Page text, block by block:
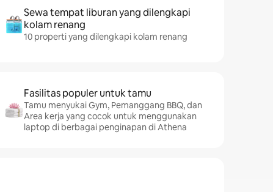
Sewa tempat liburan yang dilengkapi
kolam renang
10 properti yang dilengkapi kolam renang
Fasilitas populer untuk tamu
Tamu menyukai Gym, Pemanggang BBQ, dan
Area kerja yang cocok untuk menggunakan
laptop di berbagai penginapan di Athena